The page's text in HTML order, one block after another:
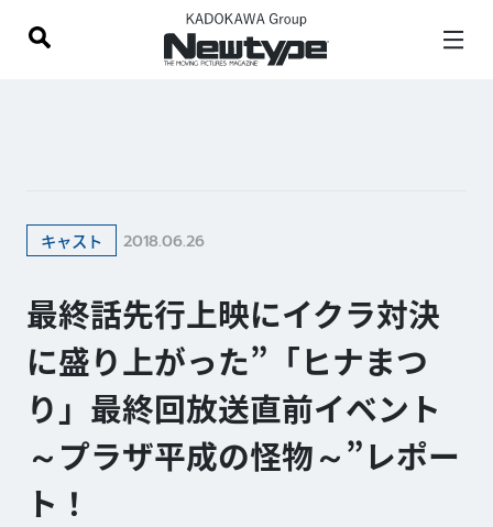
キャスト 2018.06.26
最終話先行上映にイクラ対決
に盛り上がった”「ヒナまつ
り」最終回放送直前イベント
～プラザ平成の怪物～”レポー
ト！